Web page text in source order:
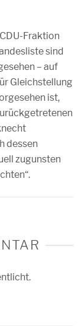
Fraktion
sind
– auf
Gleichstellung
ist,
dessen
zugunsten